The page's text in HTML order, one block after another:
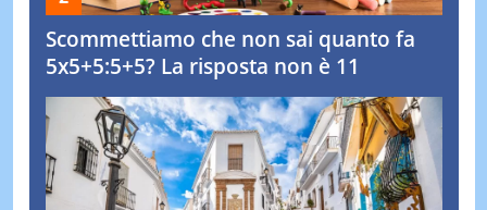
Scommettiamo che non sai quanto fa
5x5+5:5+5? La risposta non è 11